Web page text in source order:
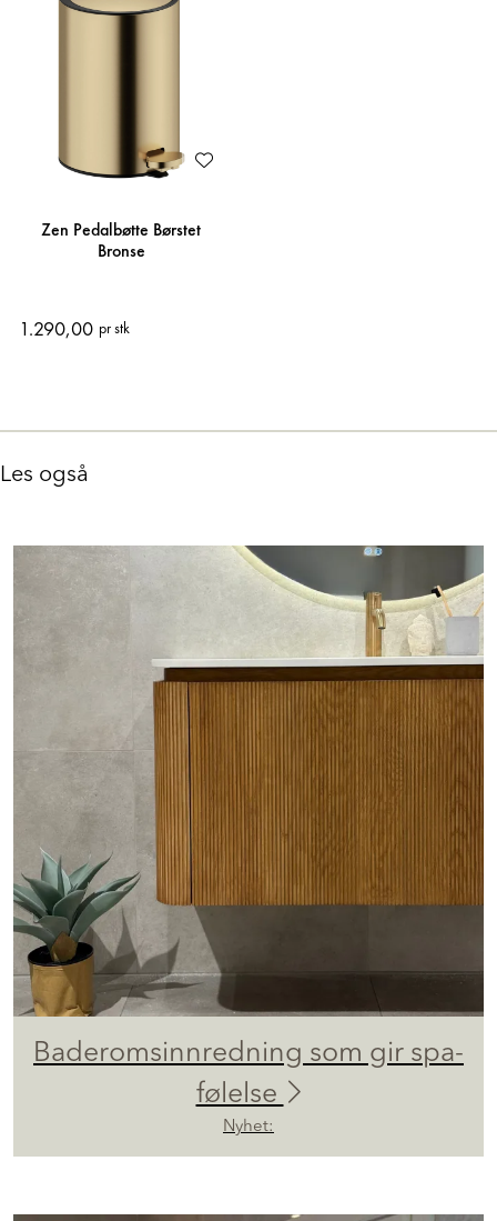
Zen Pedalbøtte Børstet
Bronse
1.290,00 pr stk
Les også
Baderomsinnredning som gir spa-
følelse
Nyhet: